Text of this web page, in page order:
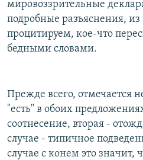
мировоззрительные
подробные разъяснения,
процитируем, кое-что
бедными словами.
Прежде всего, отмечается
"есть" в обоих
соотнесение, вторая -
случае - типичное
случае с конем это значит,